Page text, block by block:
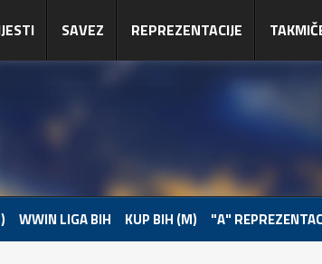
SAVEZ REPREZENTACIJE
WWIN LIGA BIH KUP BIH (M) "A"